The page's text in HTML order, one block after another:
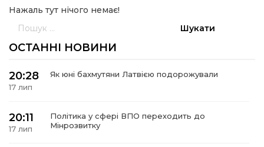
новини
Нажаль тут нічого немає!
ОСТАННІ НОВИНИ
20:28
17 лип
Як юні бахмутяни Латвією подорожували
20:11
17 лип
Політика у сфері ВПО переходить до
Мінрозвитку